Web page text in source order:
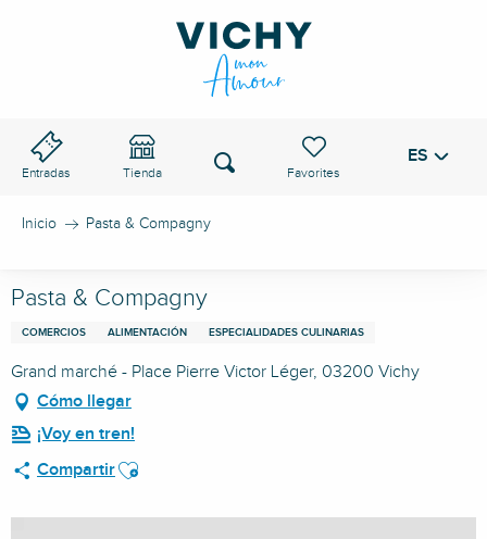
Entradas Tienda
Voir les favoris
Buscar ES
Inicio Pasta & Compagny
Pasta & Compagny
COMERCIOS ALIMENTACIÓN ESPECIALIDADES CULINARIAS
Grand marché - Place Pierre Victor Léger, 03200 Vichy
Cómo llegar
¡Voy en tren!
CompartirAjouter aux favoris